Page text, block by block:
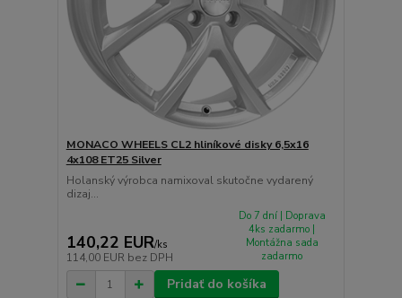
MONACO WHEELS CL2 hliníkové disky 6,5x16
4x108 ET25 Silver
Holanský výrobca namixoval skutočne vydarený
dizaj...
140,22 EUR/ks
114,00 EUR bez DPH
Do 7 dní | Doprava
4ks zadarmo |
Montážna sada
zadarmo
Pridať do košíka